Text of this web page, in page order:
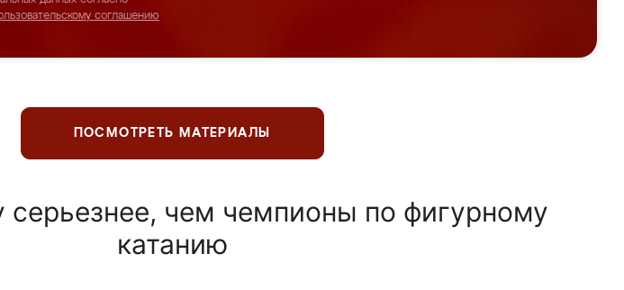
соглашению
ПОСМОТРЕТЬ МАТЕРИАЛЫ
чем чемпионы по фигурному
катанию